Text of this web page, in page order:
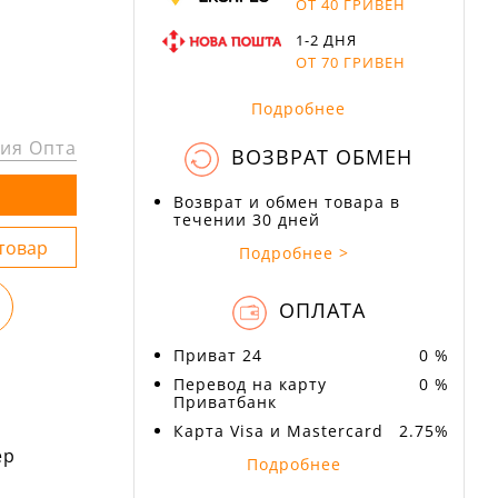
Опта
ОТ 40 ГРИВЕН
1-2 ДНЯ
ОТ 70 ГРИВЕН
Подробнее
ВОЗВРАТ ОБМЕН
Возврат и обмен товара в
течении 30 дней
Подробнее >
ОПЛАТА
Приват 24
0 %
Перевод на карту
Приватбанк
0 %
Карта Visa и Mastercard
2.75%
Подробнее